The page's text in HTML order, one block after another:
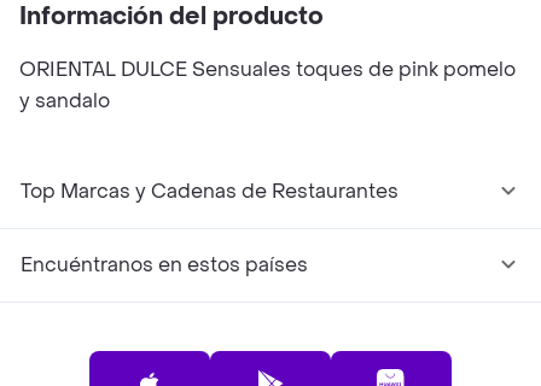
Información del producto
ORIENTAL DULCE Sensuales toques de pink pomelo
y sandalo
Top Marcas y Cadenas de Restaurantes
Encuéntranos en estos países